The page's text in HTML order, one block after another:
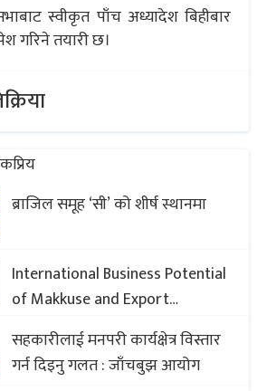
स्वीकृत पाँच अध्यादेश बिहीबार
पेश गरिने तयारी छ।
ब्राजिल समूह ‘सी’ को शीर्ष स्थानमा
International Business Potential
of Makkuse and Export
Opportunities of Nepali Sweets
with Global Comparison to
Baklava
सहकारीलाई मनपरी कार्यक्षेत्र विस्तार
गर्न दिइनु गलत : जाँचबुझ आयोग